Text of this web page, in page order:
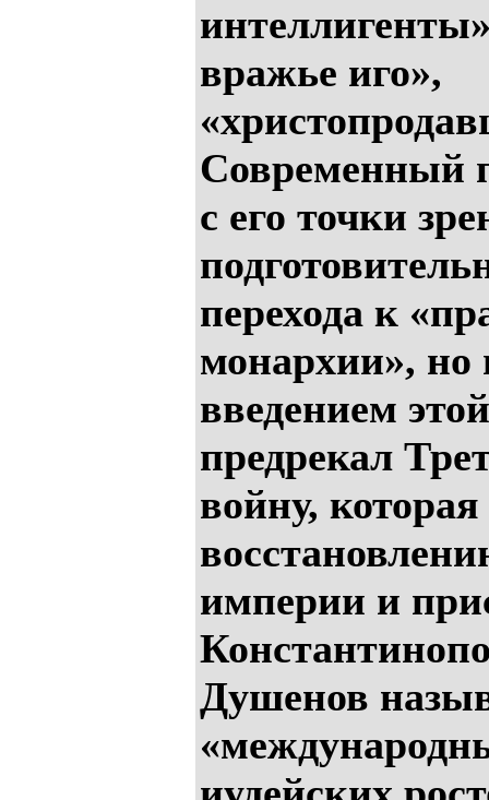
вражье иго»,
Современный
с его точки
перехода к
монархии», но
введением
предрекал
войну,
империи и
Душенов